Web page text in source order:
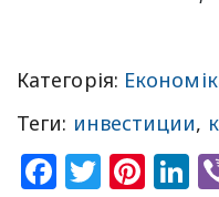
Категорія:
Теги: инвестиции,
Facebook
Twitter